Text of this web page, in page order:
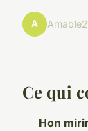
A Amable
Ce qui
Hon